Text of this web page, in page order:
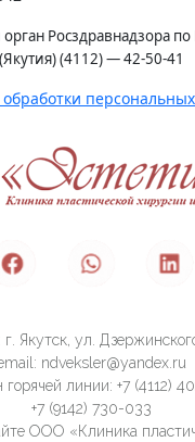
Росздравнадзора по
(Якутия) (4112) — 42-50-41
г. Якутск, ул.
ndveksler@yandex.ru
горячей линии: +7 (4112)
+7 (9142) 730-033
ООО «Клиника